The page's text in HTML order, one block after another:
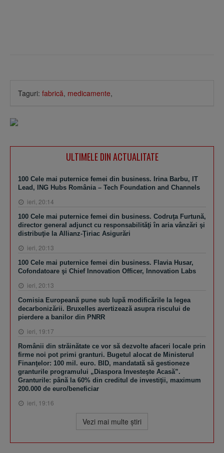
Taguri: fabrică, medicamente,
ULTIMELE DIN ACTUALITATE
100 Cele mai puternice femei din business. Irina Barbu, IT
Lead, ING Hubs România – Tech Foundation and Channels
ieri, 20:14
100 Cele mai puternice femei din business. Codruţa Furtună,
director general adjunct cu responsabilităţi în aria vânzări şi
distribuţie la Allianz-Ţiriac Asigurări
ieri, 20:13
100 Cele mai puternice femei din business. Flavia Husar,
Cofondatoare şi Chief Innovation Officer, Innovation Labs
ieri, 20:13
Comisia Europeană pune sub lupă modificările la legea
decarbonizării. Bruxelles avertizează asupra riscului de
pierdere a banilor din PNRR
ieri, 19:17
Românii din străinătate ce vor să dezvolte afaceri locale prin
firme noi pot primi granturi. Bugetul alocat de Ministerul
Finanţelor: 100 mil. euro. BID, mandatată să gestioneze
granturile programului „Diaspora Investeşte Acasă”.
Granturile: până la 60% din creditul de investiţii, maximum
200.000 de euro/beneficiar
ieri, 19:16
Vezi mai multe ştiri